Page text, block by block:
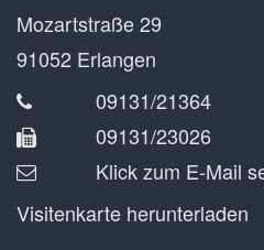
Mozartstraße 29
91052 Erlangen
09131/21364
09131/23026
Klick zum E-Mail
Visitenkarte herunterladen